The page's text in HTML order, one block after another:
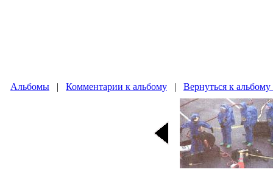
Альбомы | Комментарии к альбому | Вернуться к